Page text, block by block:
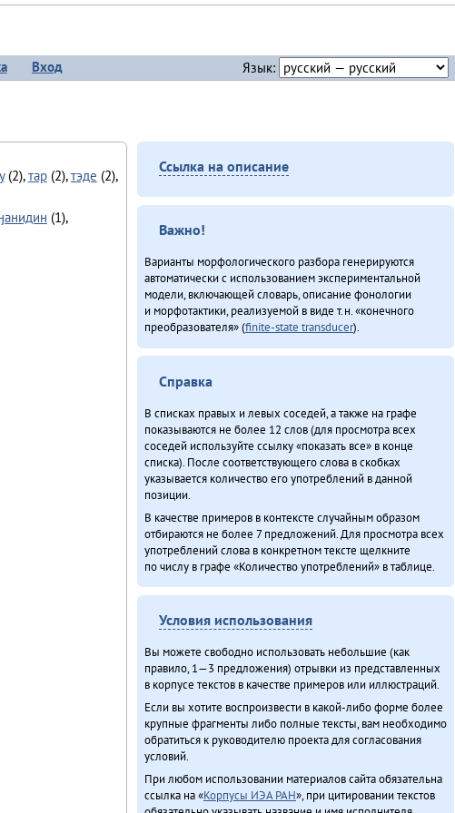
Вход Язык:
(2),тар(2),тэде (2),
(1),
Ссылка на описание
Важно!
Варианты морфологического разбора генерируются
автоматически с использованием экспериментальной
модели, включающей словарь, описание фонологии
и морфотактики, реализуемой в виде т.н. «конечного
преобразователя» (finite-state transducer).
Справка
В списках правых и левых соседей, а также на графе
показываются не более 12 слов (для просмотра всех
соседей используйте ссылку «показать все» в конце
списка). После соответствующего слова в скобках
указывается количество его употреблений в данной
позиции.
В качестве примеров в контексте случайным образом
отбираются не более 7 предложений. Для просмотра всех
употреблений слова в конкретном тексте щелкните
по числу в графе «Количество употреблений» в таблице.
Условия использования
Вы можете свободно использовать небольшие (как
правило, 1—3 предложения) отрывки из представленных
в корпусе текстов в качестве примеров или иллюстраций.
Если вы хотите воспроизвести в какой-либо форме более
крупные фрагменты либо полные тексты, вам необходимо
обратиться к руководителю проекта для согласования
условий.
При любом использовании материалов сайта обязательна
ссылка на «Корпусы ИЭА РАН», при цитировании текстов